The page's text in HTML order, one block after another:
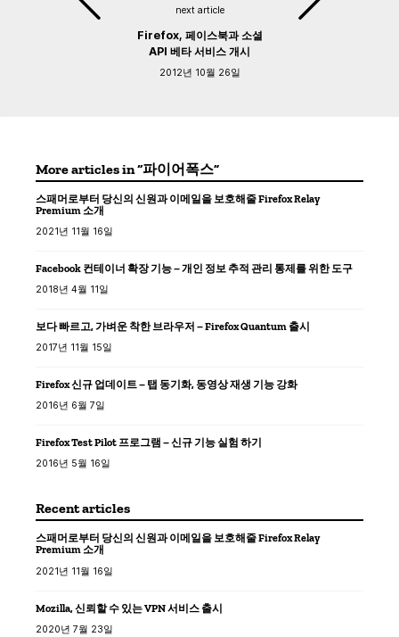
next article
Firefox, 페이스북과 소셜
API 베타 서비스 개시
2012년 10월 26일
More articles in “파이어폭스”
스패머로부터 당신의 신원과 이메일을 보호해줄 Firefox Relay
Premium 소개
2021년 11월 16일
Facebook 컨테이너 확장 기능 – 개인 정보 추적 관리 통제를 위한 도구
2018년 4월 11일
보다 빠르고, 가벼운 착한 브라우저 – Firefox Quantum 출시
2017년 11월 15일
Firefox 신규 업데이트 – 탭 동기화, 동영상 재생 기능 강화
2016년 6월 7일
Firefox Test Pilot 프로그램 – 신규 기능 실험 하기
2016년 5월 16일
Recent articles
스패머로부터 당신의 신원과 이메일을 보호해줄 Firefox Relay
Premium 소개
2021년 11월 16일
Mozilla, 신뢰할 수 있는 VPN 서비스 출시
2020년 7월 23일